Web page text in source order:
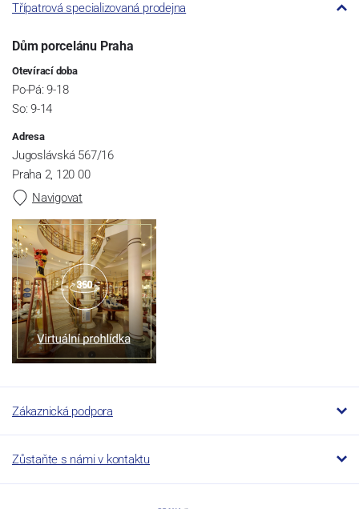
Třípatrová specializovaná prodejna
Dům porcelánu Praha
Otevírací doba
Po-Pá: 9-18
So: 9-14
Adresa
Jugoslávská 567/16
Praha 2, 120 00
Navigovat
Zákaznická podpora
Zůstaňte s námi v kontaktu